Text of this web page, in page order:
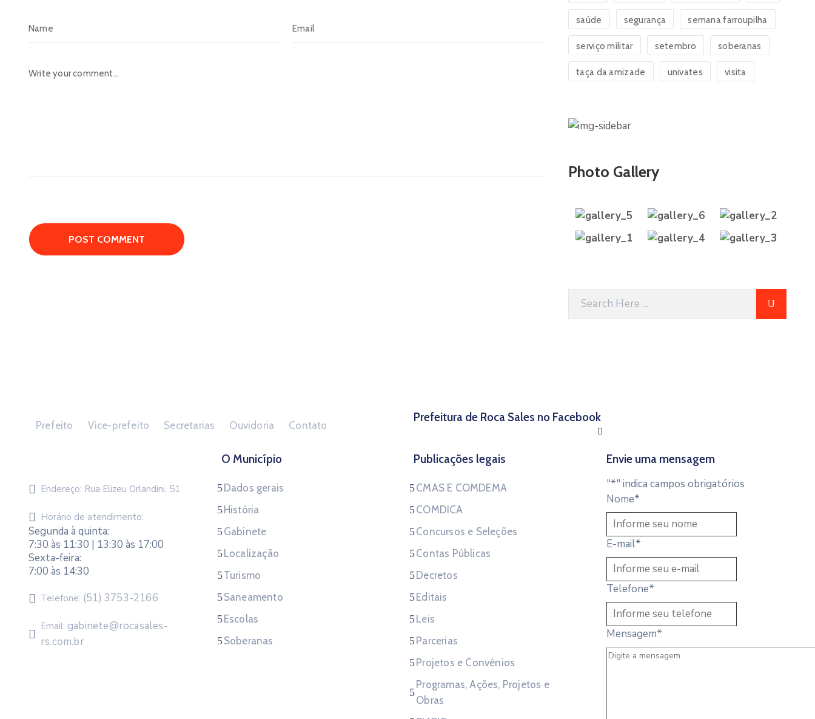
saúde segurança semana farroupilha
serviço militar setembro soberanas
taça da amizade univates visita
Photo Gallery
Prefeito Vice-prefeito Secretarias Ouvidoria Contato
Prefeitura de Roca Sales no Facebook
Endereço: Rua Elizeu Orlandini, 51
Horário de atendimento:
Segunda à quinta:
7:30 às 11:30 | 13:30 às 17:00
Sexta-feira:
7:00 às 14:30
Telefone: (51) 3753-2166
Email: gabinete@rocasales-
rs.com.br
O Município
Dados gerais
História
Gabinete
Localização
Turismo
Saneamento
Escolas
Soberanas
Publicações legais
CMAS E COMDEMA
COMDICA
Concursos e Seleções
Contas Públicas
Decretos
Editais
Leis
Parcerias
Projetos e Convênios
Programas, Ações, Projetos e
Obras
Envie uma mensagem
"*" indica campos obrigatórios
Nome*
E-mail*
Telefone*
Mensagem*